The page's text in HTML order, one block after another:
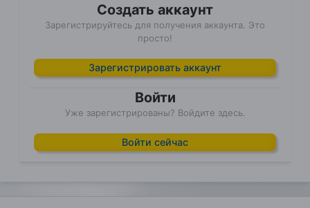
Создать аккаунт
Зарегистрируйтесь для получения аккаунта. Это
просто!
Зарегистрировать аккаунт
Войти
Уже зарегистрированы? Войдите здесь.
Войти сейчас